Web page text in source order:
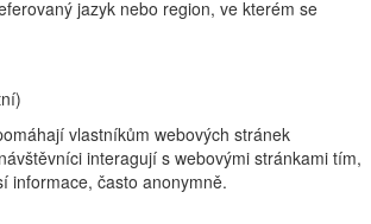
jazyk nebo region, ve kterém se
vlastníkům webových stránek
interagují s webovými stránkami tím,
informace, často anonymně.